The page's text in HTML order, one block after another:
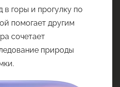
в горы и прогулку по
помогает другим
сочетает
природы